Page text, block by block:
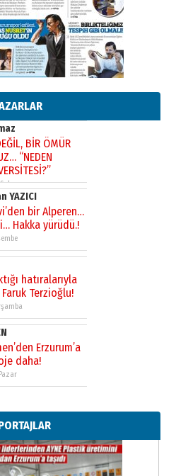
ERKON’da
aşağı
şehir, bir
kimin
BİR ÖMÜR
“NEDEN
YAZICI
bir Alperen…
Hakka yürüdü.!
hatıralarıyla
Terzioğlu!
Erzurum’a
daha!
köşe taşları